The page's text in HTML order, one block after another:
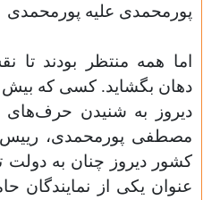
پورمحمدی علیه پورمحمدی
اما همه منتظر بودند
دهان بگشاید. کسی که
دیروز به شنیدن
مصطفی پورمحمدی،
کشور دیروز چنان به دولت
عنوان یکی از نمایندگان